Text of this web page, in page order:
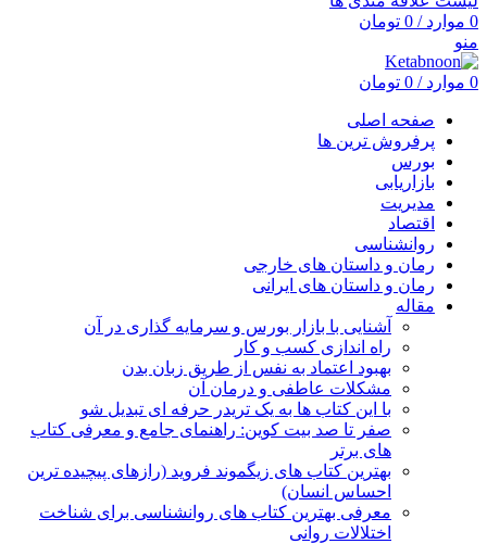
0 موارد /
0 تومان
منو
0 موارد /
0 تومان
صفحه اصلی
پرفروش ترین ها
بورس
بازاریابی
مدیریت
اقتصاد
روانشناسی
رمان و داستان های خارجی
رمان و داستان های ایرانی
مقاله
آشنایی با بازار بورس و سرمایه گذاری در آن
راه اندازی کسب و کار
بهبود اعتماد به نفس از طریق زبان بدن
مشکلات عاطفی و درمان آن
با این کتاب ها به یک تریدر حرفه ای تبدیل شو
صفر تا صد بیت کوین: راهنمای جامع و معرفی کتاب
های برتر
بهترین کتاب های زیگموند فروید (رازهای پیچیده ترین
احساس انسان)
معرفی بهترین کتاب های روانشناسی برای شناخت
اختلالات روانی